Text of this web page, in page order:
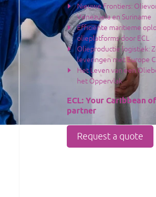
Nieuwe Frontiers:
Venezuela en Suriname
Efficiënte maritieme
olieplatforms door ECL
Olieproductie logistiek:
leveringen met Europe
Het Leven van een
het Oppervlak
ECL: Your Caribbean
partner
Request a quote